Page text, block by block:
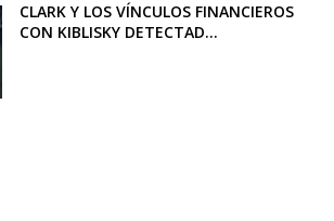
CLARK Y LOS VÍNCULOS FINANCIEROS
CON KIBLISKY DETECTAD...